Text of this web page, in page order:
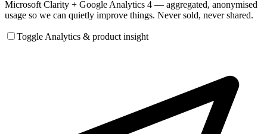
Microsoft Clarity + Google Analytics 4 — aggregated, anonymised
usage so we can quietly improve things. Never sold, never shared.
Toggle Analytics & product insight